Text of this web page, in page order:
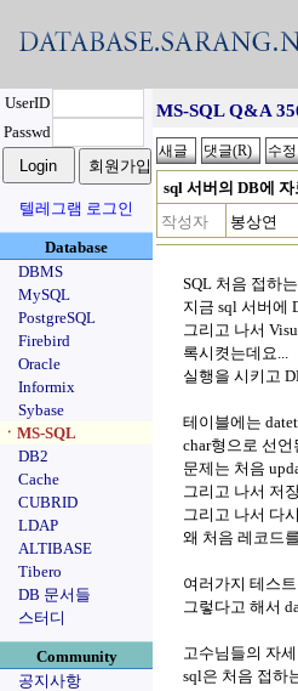
UserID
Passwd
텔레그램 로그인
Database
DBMS
MySQL
PostgreSQL
Firebird
Oracle
Informix
Sybase
ㆍMS-SQL
DB2
Cache
CUBRID
LDAP
ALTIBASE
Tibero
DB 문서들
스터디
Community
공지사항
MS-SQL Q&A
sql 서버의 DB에
작성자
봉상연
SQL 처음 접하
지금 sql 서버에
그리고 나서
록시켯는데요...
실행을 시키고
테이블에는
char형으로 선
문제는 처음
그리고 나서 저
그리고 나서 다
왜 처음 레코드
여러가지 테스
그렇다고 해서
고수님들의 자
sql은 처음 접하